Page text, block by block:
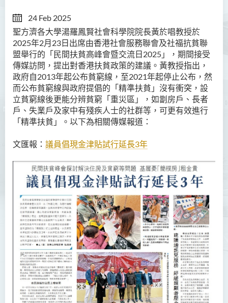
24 Feb 2025
聖方濟各大學湯羅鳳賢社會科學院院長黃於唱教授於
2025年2月23日出席由香港社會服務聯會及社福抗貧聯
盟舉行的「民間扶貧高峰會暨交流日2025」，期間接受
傳媒訪問，提出對香港扶貧政策的建議。黃教授指出，
政府自2013年起公布貧窮線，至2021年起停止公布，然
而公布貧窮線與政府提倡的「精準扶貧」沒有衝突，設
立貧窮線後更能分辨貧窮「重災區」，如劏房戶、長者
戶、失業戶及家中有殘疾人士的社群等，可更有效進行
「精準扶貧」。以下為相關傳媒報道：
文匯報： 議員倡現金津貼試行延長3年